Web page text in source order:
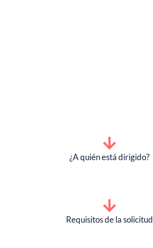
¿A quién está dirigido?
Requisitos de la solicitud